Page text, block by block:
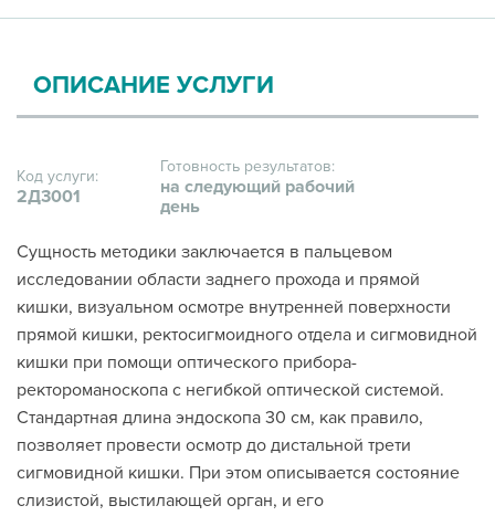
ОПИСАНИЕ УСЛУГИ
Код услуги:
2Д3001
Готовность результатов:
на следующий рабочий
день
Сущность методики заключается в пальцевом
исследовании области заднего прохода и прямой
кишки, визуальном осмотре внутренней поверхности
прямой кишки, ректосигмоидного отдела и сигмовидной
кишки при помощи оптического прибора-
ректороманоскопа с негибкой оптической системой.
Стандартная длина эндоскопа 30 см, как правило,
позволяет провести осмотр до дистальной трети
сигмовидной кишки. При этом описывается состояние
слизистой, выстилающей орган, и его